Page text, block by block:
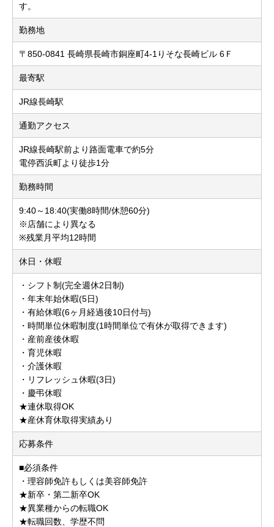
す。
勤務地
〒850-0841 長崎県長崎市銅座町4-1りそな長崎ビル 6Ｆ
最寄駅
JR線長崎駅
通勤アクセス
JR線長崎駅前より路面電車で約5分
電停西浜町より徒歩1分
勤務時間
9:40～18:40(実働8時間/休憩60分)
※店舗により異なる
※残業月平均12時間
休日・休暇
・シフト制(完全週休2日制)
・年末年始休暇(5日)
・有給休暇(6ヶ月経過後10日付与)
・時間単位休暇制度(1時間単位で有休が取得できます)
・産前産後休暇
・育児休暇
・介護休暇
・リフレッシュ休暇(3日)
・慶弔休暇
★連休取得OK
★産休育休取得実績あり
応募条件
■必須条件
・理容師免許もしくは美容師免許
★新卒・第二新卒OK
★異業種からの転職OK
★転職回数、学歴不問